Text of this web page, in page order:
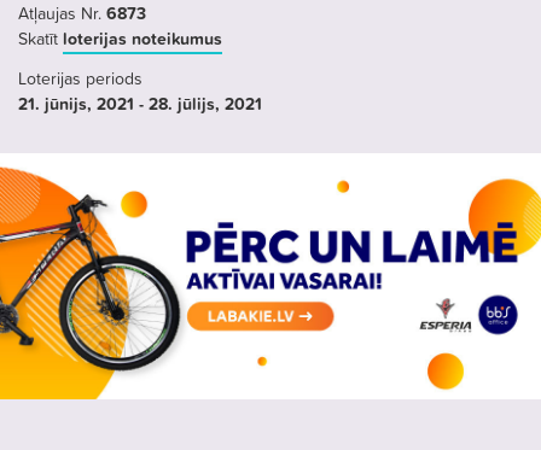
Atļaujas Nr. 6873
Skatīt loterijas noteikumus
Loterijas periods
21. jūnijs, 2021 - 28. jūlijs, 2021